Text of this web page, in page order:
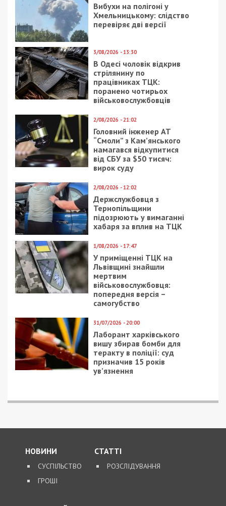
Вибухи на полігоні у
Хмельницькому: слідство
перевіряє дві версії
3/08/2026 - 13:30
В Одесі чоловік відкрив
стрілянину по
працівниках ТЦК:
поранено чотирьох
військовослужбовців
2/08/2026 - 21:02
Головний інженер АТ
“Смоли” з Кам’янського
намагався відкупитися
від СБУ за $50 тисяч:
вирок суду
2/08/2026 - 12:02
Держслужбовця з
Тернопільщини
підозрюють у вимаганні
хабаря за вплив на ТЦК
1/08/2026 - 17:47
У приміщенні ТЦК на
Львівщині знайшли
мертвим
військовослужбовця:
попередня версія –
самогубство
31/07/2026 - 20:00
Лаборант харківського
вишу збирав бомби для
теракту в поліції: суд
призначив 15 років
ув’язнення
НОВИНИ
СУСПІЛЬСТВО
ГРОШІ
СТАТТІ
РОЗСЛІДУВАННЯ